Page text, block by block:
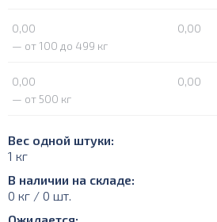
0,00
0,00
— от 100 до 499 кг
0,00
0,00
— от 500 кг
Вес одной штуки:
1 кг
В наличии на складе:
0 кг / 0 шт.